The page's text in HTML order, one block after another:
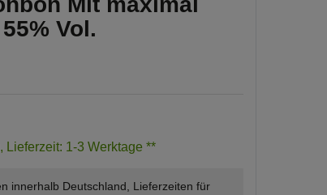
Vol.
Lieferzeit: 1-3 Werktage **
innerhalb Deutschland, Lieferzeiten für